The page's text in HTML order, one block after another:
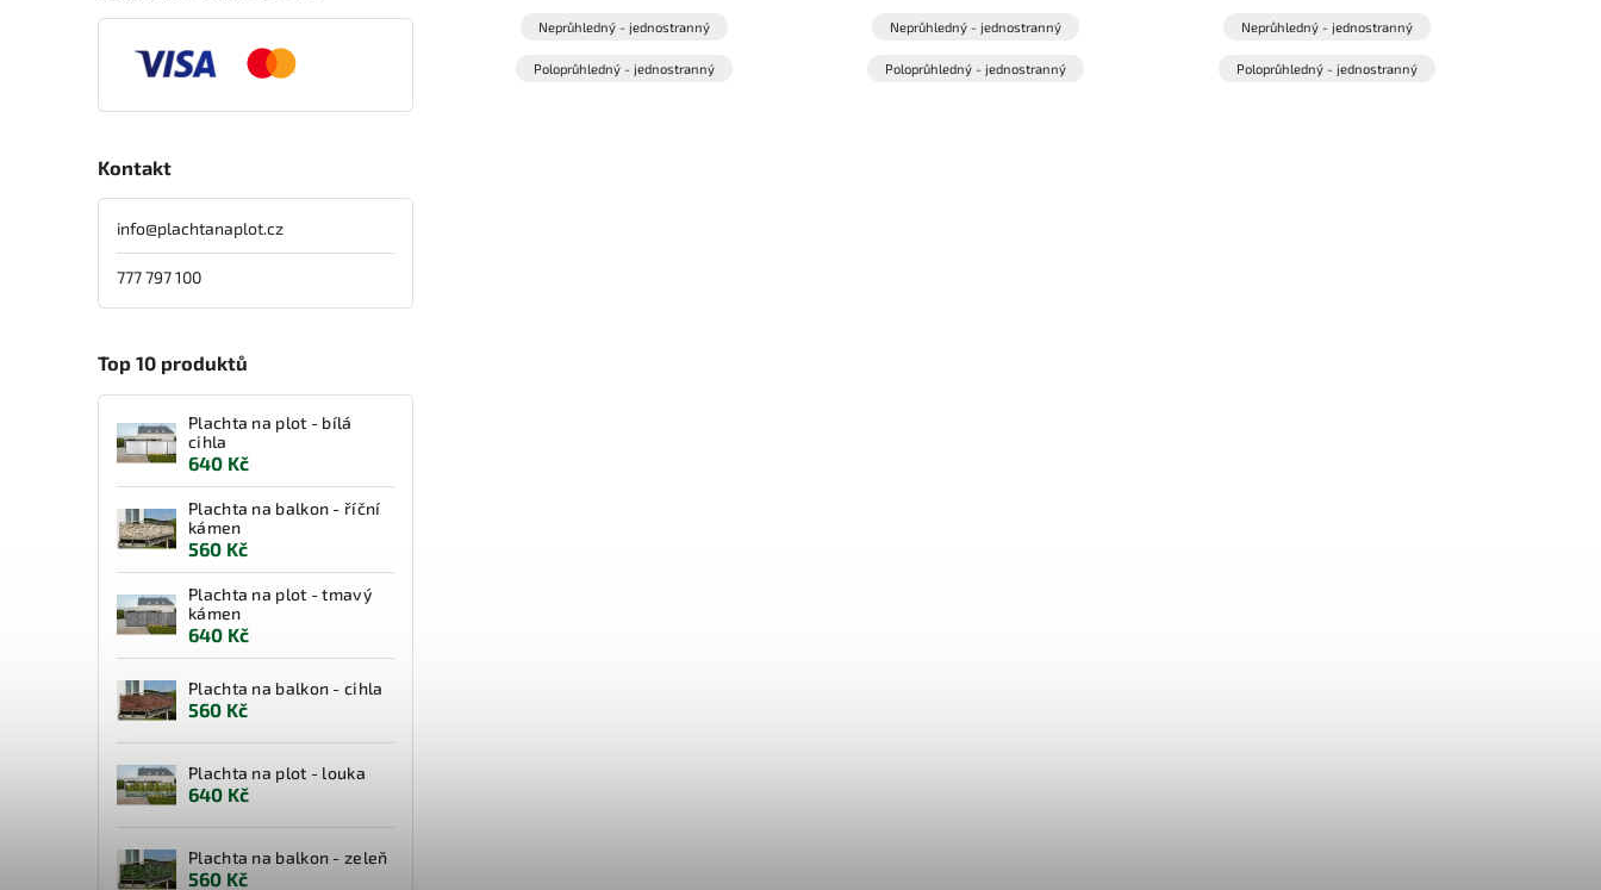
Kontakt
info@plachtanaplot.cz
777 797 100
Top 10 produktů
Plachta na plot - bílá
cihla
640 Kč
Plachta na balkon - říční
kámen
560 Kč
Plachta na plot - tmavý
kámen
640 Kč
Plachta na balkon - cihla
560 Kč
Plachta na plot - louka
640 Kč
Plachta na balkon - zeleň
560 Kč
Neprůhledný - jednostranný
Poloprůhledný - jednostranný
Neprůhledný - jednostranný
Poloprůhledný - jednostranný
Neprůhledný - jednostranný
Poloprůhledný - jednostranný